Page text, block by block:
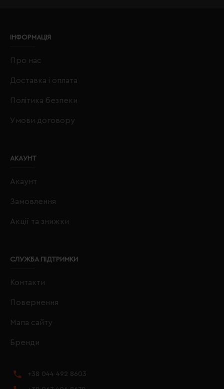
ІНФОРМАЦІЯ
Про нас
Доставка і оплата
Політика безпеки
Умови договору
АКАУНТ
Акаунт
Замовлення
Акції та знижки
СЛУЖБА ПІДТРИМКИ
Контакти
Повернення
Мапа сайту
Бренди
+38 044 492 8603